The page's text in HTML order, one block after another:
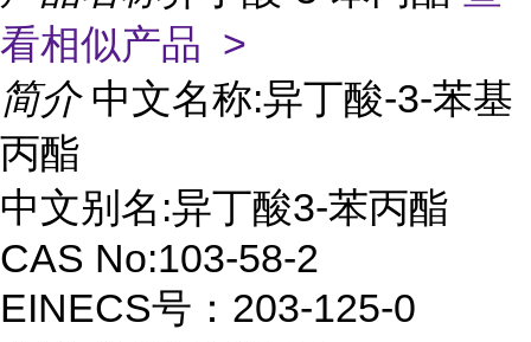
看相似产品 >
简介 中文名称:异丁酸-3-苯基
丙酯
中文别名:异丁酸3-苯丙酯
CAS No:103-58-2
EINECS号：203-125-0